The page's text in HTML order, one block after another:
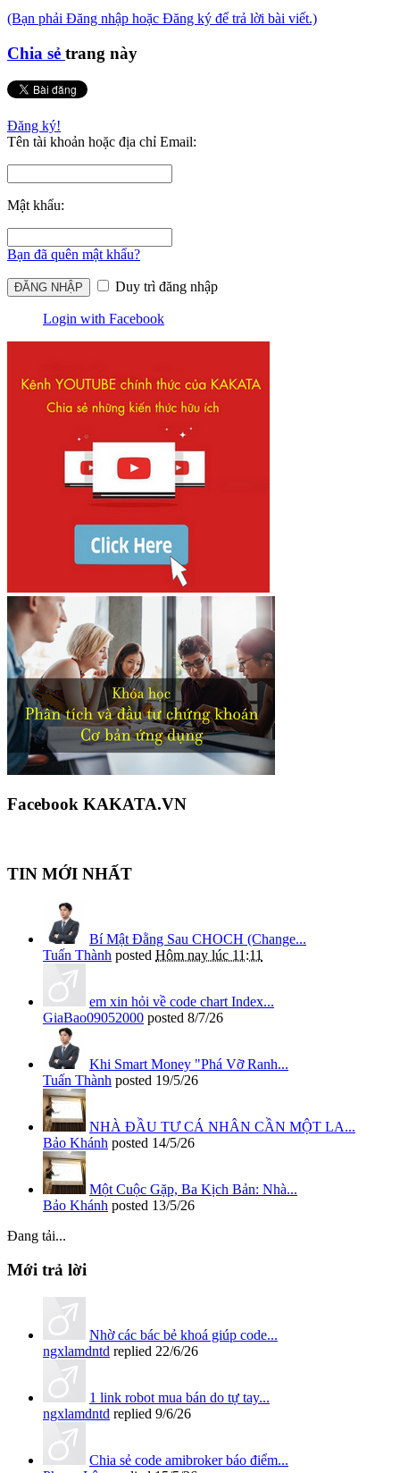
(Bạn phải Đăng nhập hoặc Đăng ký để trả lời bài viết.)
Chia sẻ trang này
Đăng ký!
Tên tài khoản hoặc địa chỉ Email:
Mật khẩu:
Bạn đã quên mật khẩu?
Duy trì đăng nhập
Login with Facebook
Facebook KAKATA.VN
TIN MỚI NHẤT
Bí Mật Đằng Sau CHOCH (Change...
Tuấn Thành posted Hôm nay lúc 11:11
em xin hỏi về code chart Index...
GiaBao09052000 posted 8/7/26
Khi Smart Money "Phá Vỡ Ranh...
Tuấn Thành posted 19/5/26
NHÀ ĐẦU TƯ CÁ NHÂN CẦN MỘT LA...
Bảo Khánh posted 14/5/26
Một Cuộc Gặp, Ba Kịch Bản: Nhà...
Bảo Khánh posted 13/5/26
Đang tải...
Mới trả lời
Nhờ các bác bẻ khoá giúp code...
ngxlamdntd replied 22/6/26
1 link robot mua bán do tự tay...
ngxlamdntd replied 9/6/26
Chia sẻ code amibroker báo điểm...